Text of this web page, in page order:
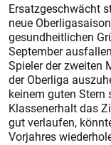
Ersatzgeschwächt
neue
gesundheitlichen
September
Spieler der zweiten
der Oberliga
keinem guten Stern
Klassenerhalt das
gut verlaufen,
Vorjahres